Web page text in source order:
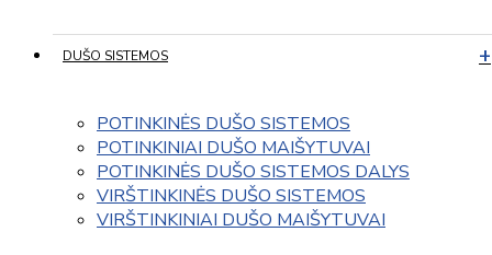
DUŠO SISTEMOS
POTINKINĖS DUŠO SISTEMOS
POTINKINIAI DUŠO MAIŠYTUVAI
POTINKINĖS DUŠO SISTEMOS DALYS
VIRŠTINKINĖS DUŠO SISTEMOS
VIRŠTINKINIAI DUŠO MAIŠYTUVAI